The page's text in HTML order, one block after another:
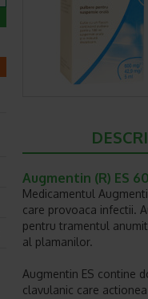
Augmentin (R) ES
Medicamentul
care provoaca infectii.
pentru tramentul
al plamanilor.
Augmentin ES contine
clavulanic care